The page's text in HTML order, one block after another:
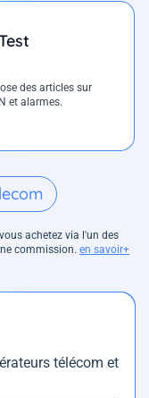
des articles sur
et alarmes.
achetez via l'un des
commission. en savoir+
télécom et